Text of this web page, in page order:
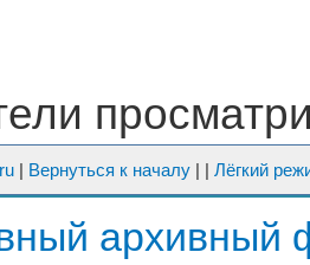
| Вернуться к началу | | Лёгкий
архивный